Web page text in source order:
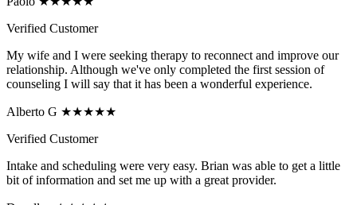
Verified Customer
My wife and I were seeking therapy to reconnect and improve our
relationship. Although we've only completed the first session of
counseling I will say that it has been a wonderful experience.
Alberto G ★★★★★
Verified Customer
Intake and scheduling were very easy. Brian was able to get a little
bit of information and set me up with a great provider.